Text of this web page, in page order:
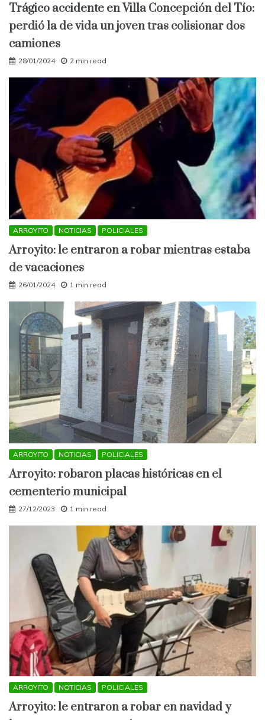
Trágico accidente en Villa Concepción del Tío:
perdió la de vida un joven tras colisionar dos
camiones
28/01/2024 2 min read
ARROYITO NOTICIAS POLICIALES
Arroyito: le entraron a robar mientras estaba
de vacaciones
26/01/2024 1 min read
ARROYITO NOTICIAS POLICIALES
Arroyito: robaron placas históricas en el
cementerio municipal
27/12/2023 1 min read
ARROYITO NOTICIAS POLICIALES
Arroyito: le entraron a robar en navidad y